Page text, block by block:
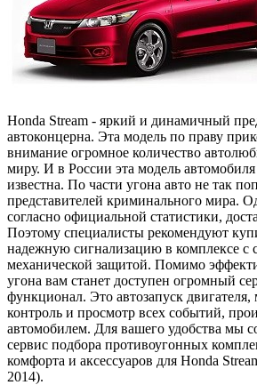
Honda Stream - яркий и динамичный
автоконцерна. Эта модель по праву
внимание огромное количество
миру. И в России эта модель
известна. По части угона авто не так
представителей криминального мира.
согласно официальной статистики,
Поэтому специалисты рекомендуют
надежную сигнализацию в комплексе с
механической защитой. Помимо
угона вам станет доступен огромный
функционал. Это автозапуск двигателя,
контроль и просмотр всех событий,
автомобилем. Для вашего удобства мы
сервис подбора противоугонных
комфорта и аксессуаров для Honda
2014).